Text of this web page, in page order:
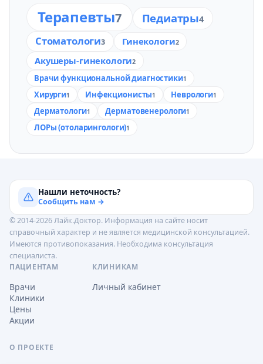
Терапевты7 Педиатры4
Стоматологи3 Гинекологи2
Акушеры-гинекологи2
Врачи функциональной диагностики1
Хирурги1 Инфекционисты1 Неврологи1
Дерматологи1 Дерматовенерологи1
ЛОРы (отоларингологи)1
Нашли неточность?
Сообщить нам →
© 2014-2026 Лайк.Доктор. Информация на сайте носит
справочный характер и не является медицинской консультацией.
Имеются противопоказания. Необходима консультация
специалиста.
ПАЦИЕНТАМ
Врачи
Клиники
Цены
Акции
КЛИНИКАМ
Личный кабинет
О ПРОЕКТЕ